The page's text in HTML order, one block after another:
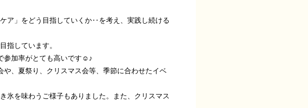
ア」をどう目指していくか‥を考え、実践し続ける
指しています。
参加率がとても高いです☺️♪
、夏祭り、クリスマス会等、季節に合わせたイベ
氷を味わうご様子もありました。また、クリスマス